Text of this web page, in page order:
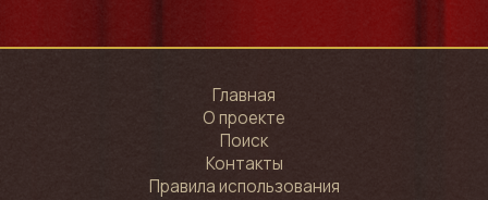
Главная
О проекте
Поиск
Контакты
Правила использования